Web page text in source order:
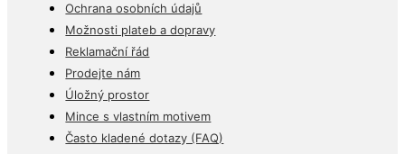
Ochrana osobních údajů
Možnosti plateb a dopravy
Reklamační řád
Prodejte nám
Úložný prostor
Mince s vlastním motivem
Často kladené dotazy (FAQ)